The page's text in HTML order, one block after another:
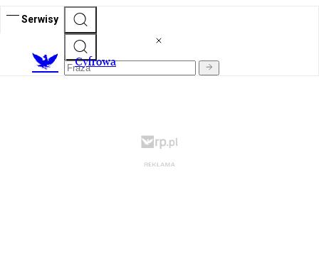
Serwisy
Cyfrowa